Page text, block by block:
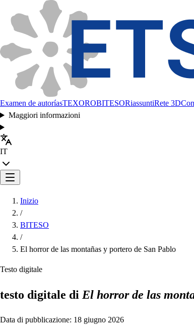
Examen de autoríasTEXOROBITESORiassuntiRete 3D
Maggiori informazioni
IT
Inizio
/
BITESO
/
El horror de las montañas y portero de San Pablo
Testo digitale
testo digitale di El horror de las
Data di pubblicazione: 18 giugno 2026